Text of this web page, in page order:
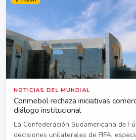
NOTICIAS DEL MUNDIAL
Conmebol rechaza iniciativas
diálogo institucional
La Confederación Sudamericana de
decisiones unilaterales de FIFA,